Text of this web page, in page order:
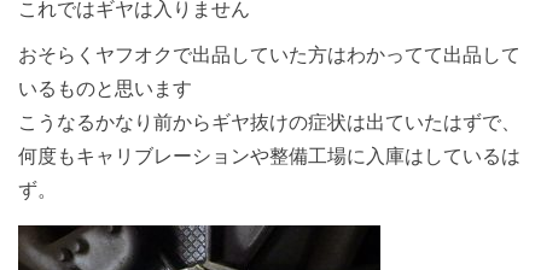
これではギヤは入りません
おそらくヤフオクで出品していた方はわかってて出品して
いるものと思います
こうなるかなり前からギヤ抜けの症状は出ていたはずで、
何度もキャリブレーションや整備工場に入庫はしているは
ず。